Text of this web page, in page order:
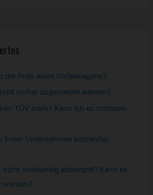
der Preis eines Unfallwagens?
vorher abgemeldet werden?
TÜV mehr? Kann ich es trotzdem
ihrem Unternehmen kostenfrei
nicht vollständig abbezahlt? Kann es
werden?